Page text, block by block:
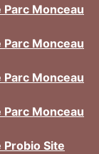
Monceau
Monceau
Monceau
Monceau
Site